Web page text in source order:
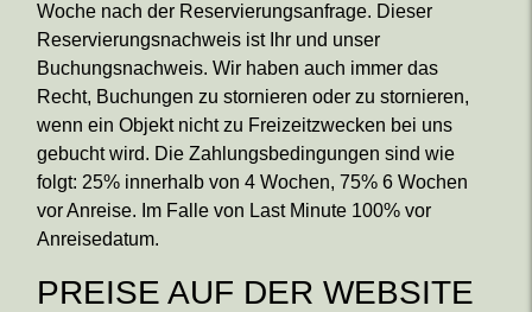
Woche nach der Reservierungsanfrage. Dieser
Reservierungsnachweis ist Ihr und unser
Buchungsnachweis. Wir haben auch immer das
Recht, Buchungen zu stornieren oder zu stornieren,
wenn ein Objekt nicht zu Freizeitzwecken bei uns
gebucht wird. Die Zahlungsbedingungen sind wie
folgt: 25% innerhalb von 4 Wochen, 75% 6 Wochen
vor Anreise. Im Falle von Last Minute 100% vor
Anreisedatum.
PREISE AUF DER WEBSITE